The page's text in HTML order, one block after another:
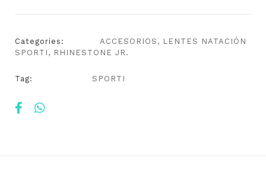
Categories: ACCESORIOS , LENTES NATACIÓN
SPORTI , RHINESTONE JR.
Tag: SPORTI